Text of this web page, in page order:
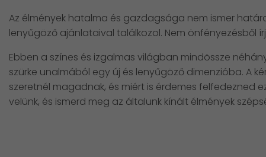
Az élmények hatalma és gazdagsága nem ismer
lenyűgöző ajánlataival találkozol. Nem önfényezésből
Ebben a színes és izgalmas világban mindössze
szürke unalmából egy új és lenyűgöző dimenzióba. A
szeretnél magadnak, és miért is érdemes
velünk, és ismerd meg az általunk kínált élmények